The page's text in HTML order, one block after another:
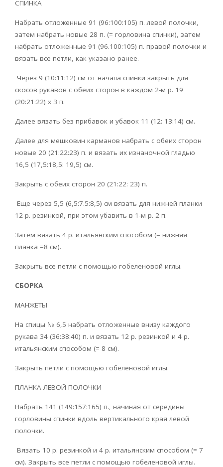
СПИНКА
Набрать отложенные 91 (96:100:105) п. левой полочки,
затем набрать новые 28 п. (= горловина спинки), затем
набрать отложенные 91 (96.100:105) п. правой полочки и
вязать все петли, как указано ранее.
Через 9 (10:11:12) см от начала спинки закрыть для
скосов рукавов с обеих сторон в каждом 2-м р. 19
(20:21:22) x 3 п.
Далее вязать без прибавок и убавок 11 (12: 13:14) см.
Далее для мешковин карманов набрать с обеих сторон
новые 20 (21:22:23) п. и вязать их изнаночной гладью
16,5 (17,5:18,5: 19,5) см.
Закрыть с обеих сторон 20 (21:22: 23) п.
Еще через 5,5 (6,5:7.5:8,5) см вязать для нижней планки
12 р. резинкой, при этом убавить в 1-м р. 2 п.
Затем вязать 4 р. итальянским способом (= нижняя
планка =8 см).
Закрыть все петли с помощью гобеленовой иглы.
СБОРКА
МАНЖЕТЫ
На спицы № 6,5 набрать отложенные внизу каждого
рукава 34 (36:38:40) п. и вязать 12 р. резинкой и 4 р.
итальянским способом (= 8 см).
Закрыть петли с помощью гобеленовой иглы.
ПЛАНКА ЛЕВОЙ ПОЛОЧКИ
Набрать 141 (149:157:165) п., начиная от середины
горловины спинки вдоль вертикального края левой
полочки.
Вязать 10 р. резинкой и 4 р. итальянским способом (= 7
см). Закрыть все петли с помощью гобеленовой иглы.